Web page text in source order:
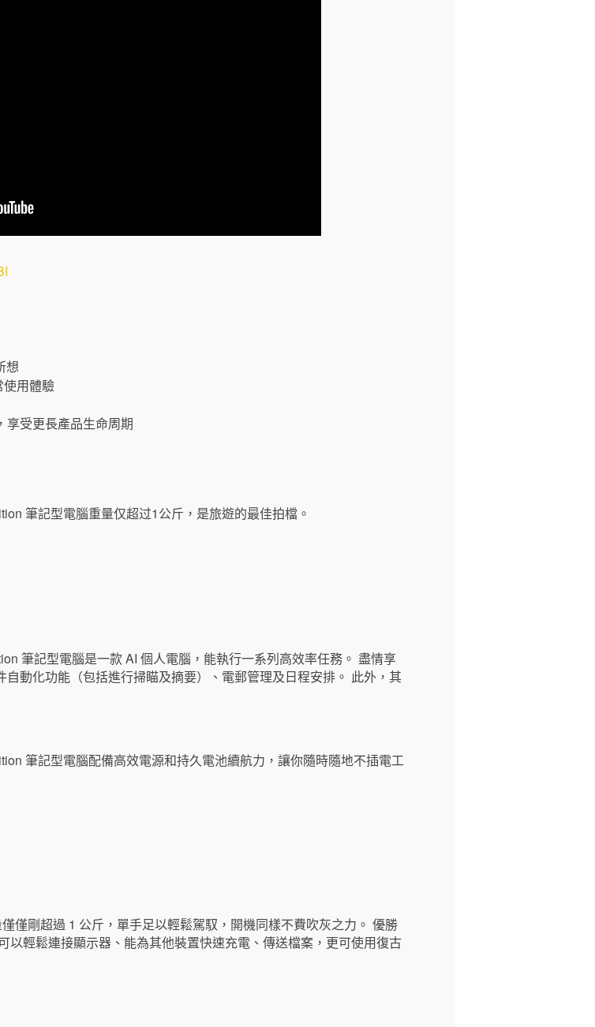
想
使用體驗
享受更長產品生命周期
筆記型電腦是一款 AI 個人電腦，能執行一系列高效率任務。 盡情享
動化功能（包括進行掃瞄及摘要）、電郵管理及日程安排。 此外，其
僅剛超過 1 公斤，單手足以輕鬆駕馭，開機同樣不費吹灰之力。 優勝
以輕鬆連接顯示器、能為其他裝置快速充電、傳送檔案，更可使用復古